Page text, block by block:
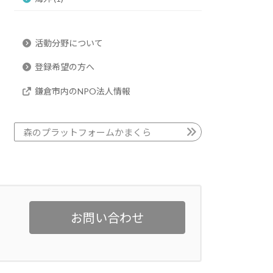
活動分野について
登録希望の方へ
鎌倉市内のNPO法人情報
森のプラットフォームかまくら
お問い合わせ